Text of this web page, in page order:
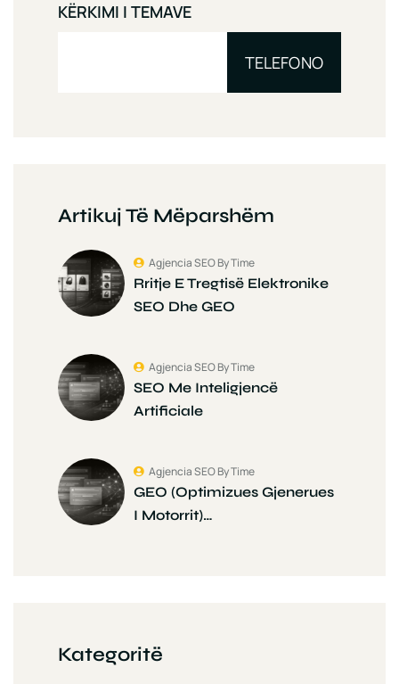
KËRKIMI I TEMAVE
TELEFONO
Artikuj Të Mëparshëm
Rritje E Tregtisë Elektronike
SEO Dhe GEO
Agjencia SEO By Time
SEO Me Inteligjencë
Artificiale
Agjencia SEO By Time
GEO (Optimizues Gjenerues
I Motorrit)…
Agjencia SEO By Time
Kategoritë